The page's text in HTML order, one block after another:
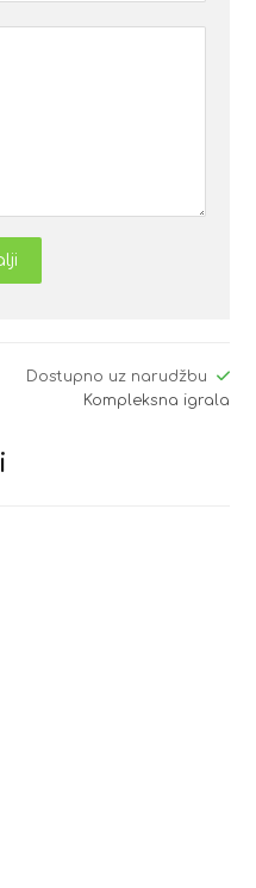
Dostupno uz narudžbu
Kompleksna igrala